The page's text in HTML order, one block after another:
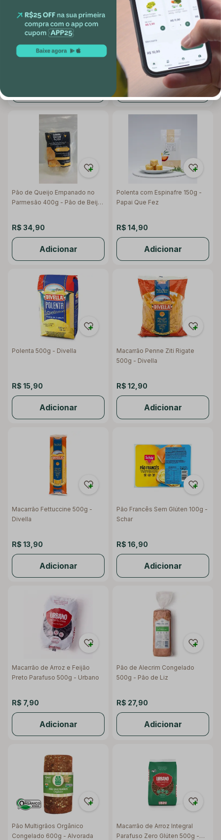
Pizza de Pão de Queijo Frango
Defumado 200g - Nuu
Tortinha de Pão de Queijo com
Frango 150g - Artisan
R$ 16,90
Adicionar
Pão de Queijo Empanado no
Parmesão 400g - Pão de Beijo
R$ 34,90
Adicionar
Polenta com Espinafre 150g -
Papai Que Fez
R$ 14,90
Adicionar
Polenta 500g - Divella
R$ 15,90
Adicionar
Macarrão Penne Ziti Rigate
500g - Divella
R$ 12,90
Adicionar
Macarrão Fettuccine 500g -
Divella
R$ 13,90
Adicionar
Pão Francês Sem Glúten 100g -
Schar
R$ 16,90
Adicionar
Macarrão de Arroz e Feijão
Preto Parafuso 500g - Urbano
R$ 7,90
Adicionar
Pão de Alecrim Congelado
500g - Pão de Liz
R$ 27,90
Adicionar
Pão Multigrãos Orgânico
Congelado 600g - Alvorada
Macarrão de Arroz Integral
Parafuso Zero Glúten 500g -